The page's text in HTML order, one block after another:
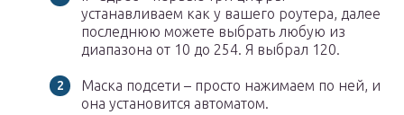
устанавливаем как у вашего роутера, далее
последнюю можете выбрать любую из
диапазона от 10 до 254. Я выбрал 120.
Маска подсети – просто нажимаем по ней, и
она установится автоматом.